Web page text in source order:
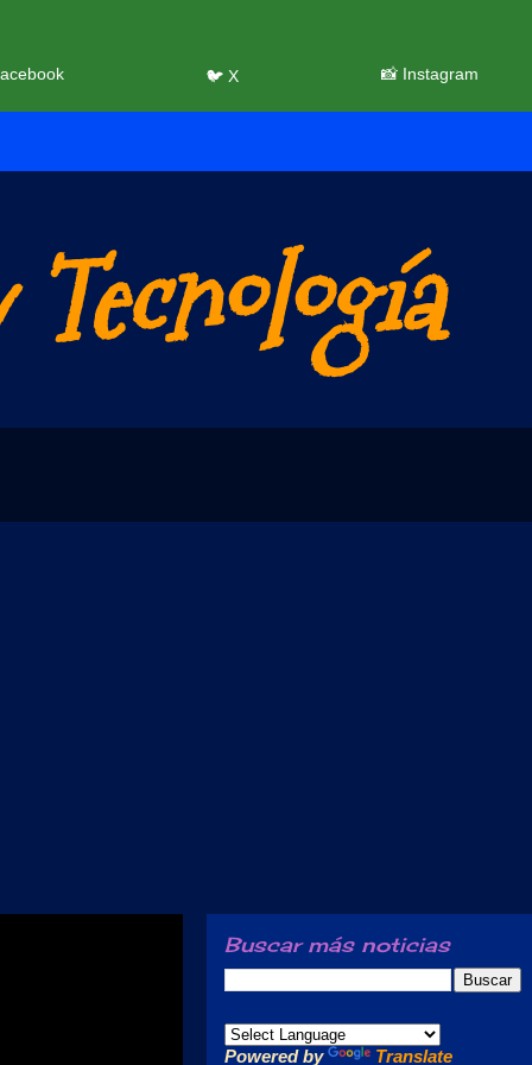
🐦 X 📸 Instagram
Buscar más noticias
Powered by Translate